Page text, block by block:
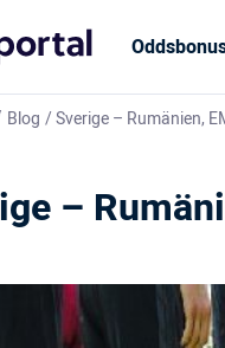
Blog /Sverige – Rumänien,
–